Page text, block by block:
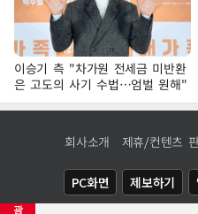
광
이승기 측 "차가원 전세금 미반환
은 고도의 사기 수법…엄벌 원해"
회사소개 제휴/컨텐츠
PC화면 제보하기